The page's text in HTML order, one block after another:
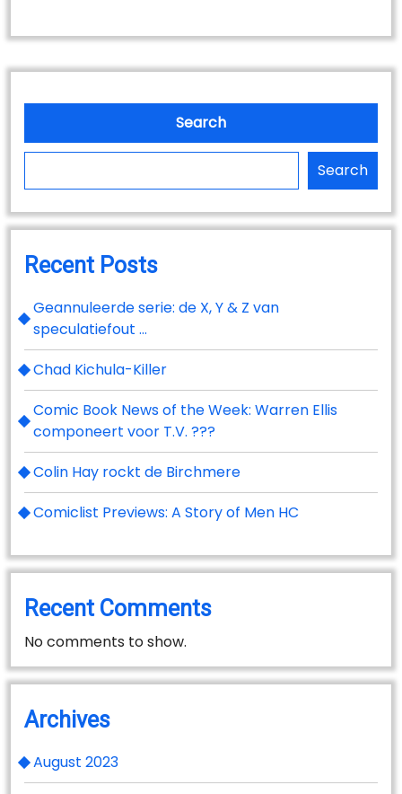
Search
Search
Recent Posts
Geannuleerde serie: de X, Y & Z van
speculatiefout …
Chad Kichula-Killer
Comic Book News of the Week: Warren Ellis
componeert voor T.V. ???
Colin Hay rockt de Birchmere
Comiclist Previews: A Story of Men HC
Recent Comments
No comments to show.
Archives
August 2023